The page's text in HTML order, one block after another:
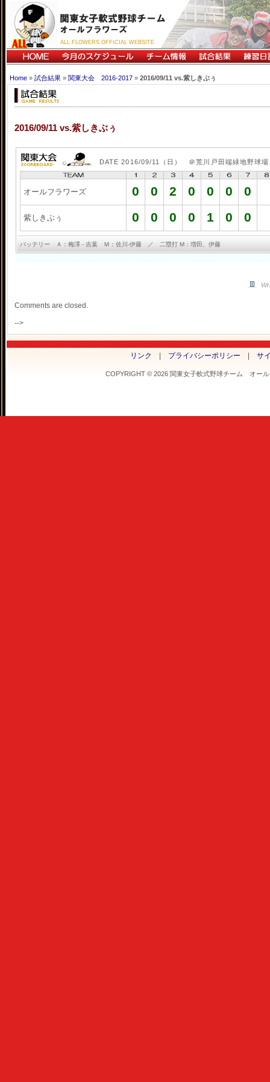
ALL FLOWERS OFFICIAL WEBSITE
Home » 試合結果 » 関東大会 2016-2017 » 2016/09/11 vs.紫しきぶぅ
2016/09/11 vs.紫しきぶぅ
DATE 2016/09/11（日） ＠荒川戸田端緑地野球場
オールフラワーズ 0 0 2 0 0 0 0
紫しきぶぅ 0 0 0 0 1 0 0
バッテリー Ａ：梅澤 - 吉葉 Ｍ：佐川-伊藤 ／ 二塁打 M：増田、伊藤
Comments are closed.
-->
リンク|プライバシーポリシー|サ
COPYRIGHT © 2026 関東女子軟式野球チーム オー